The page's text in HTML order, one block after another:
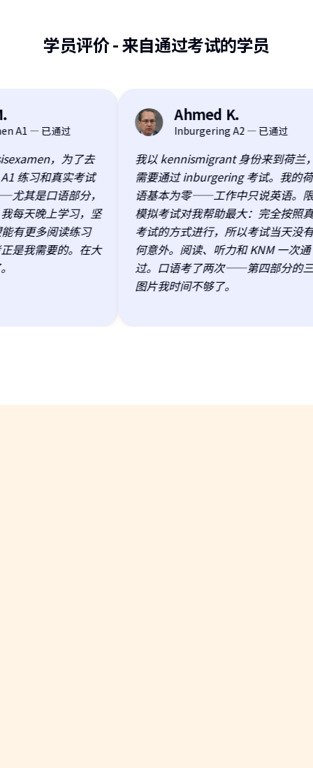
学员评价-来自通过考试的学员
A1 — 已通过
，为了去
练习和真实考试
其是口语部分，
每天晚上学习，坚
有更多阅读练习
是我需要的。在大
AK Ahmed K.
Inburgering A2 — 已通过
我以 kennismigrant 身份来到荷兰，
需要通过 inburgering 考试。我的荷
语基本为零——工作中只说英语。限
模拟考试对我帮助最大：完全按照真
考试的方式进行，所以考试当天没有
何意外。阅读、听力和 KNM 一次通
过。口语考了两次——第四部分的三
图片我时间不够了。